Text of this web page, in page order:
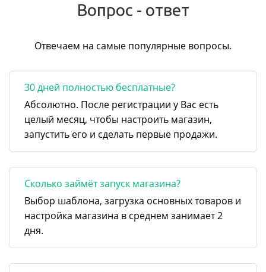
Вопрос - ответ
Отвечаем на самые популярные вопросы.
30 дней полностью бесплатные?
Абсолютно. После регистрации у Вас есть
целый месяц, чтобы настроить магазин,
запустить его и сделать первые продажи.
Сколько займёт запуск магазина?
Выбор шаблона, загрузка основных товаров и
настройка магазина в среднем занимает 2
дня.